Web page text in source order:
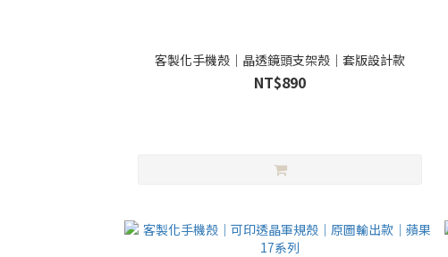
客製化手機殼｜晶透鏡頭支架殼｜套版設計款
NT$890